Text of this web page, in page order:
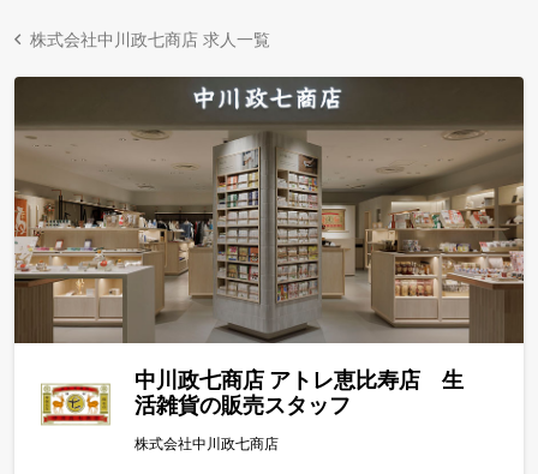
株式会社中川政七商店 求人一覧
中川政七商店 アトレ恵比寿店 生
活雑貨の販売スタッフ
株式会社中川政七商店